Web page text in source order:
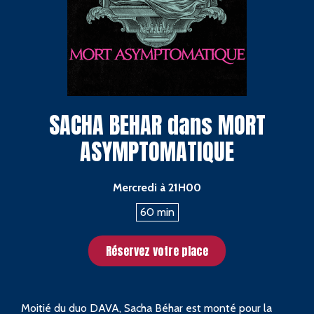
SACHA BEHAR dans MORT
ASYMPTOMATIQUE
Mercredi à 21H00
60 min
Réservez votre place
Moitié du duo DAVA, Sacha Béhar est monté pour la